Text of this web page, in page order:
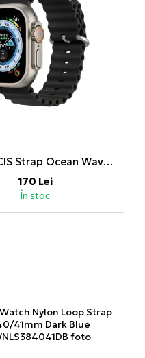
DUX DUCIS Strap Ocean Wave Version Apple Watch 42MM/44MM/45MM, Black
170 Lei
În stoc